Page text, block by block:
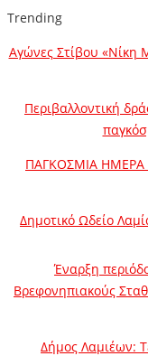
Trending
Αγώνες Στίβου «Νίκη
Περιβαλλοντική
ΠΑΓΚΟΣΜΙΑ ΗΜΕΡΑ
Δημοτικό Ωδείο
Έναρξη
Βρεφονηπιακούς
Δήμος Λαμιέων: